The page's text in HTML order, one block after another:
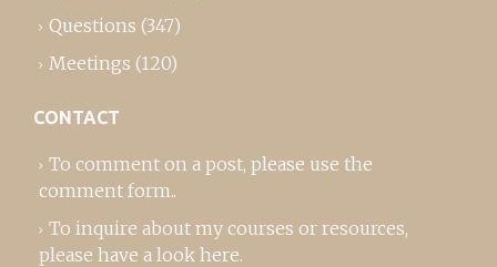
Questions (347)
Meetings (120)
CONTACT
To comment on a post, please use the
comment form..
To inquire about my courses or resources,
please have a look here.